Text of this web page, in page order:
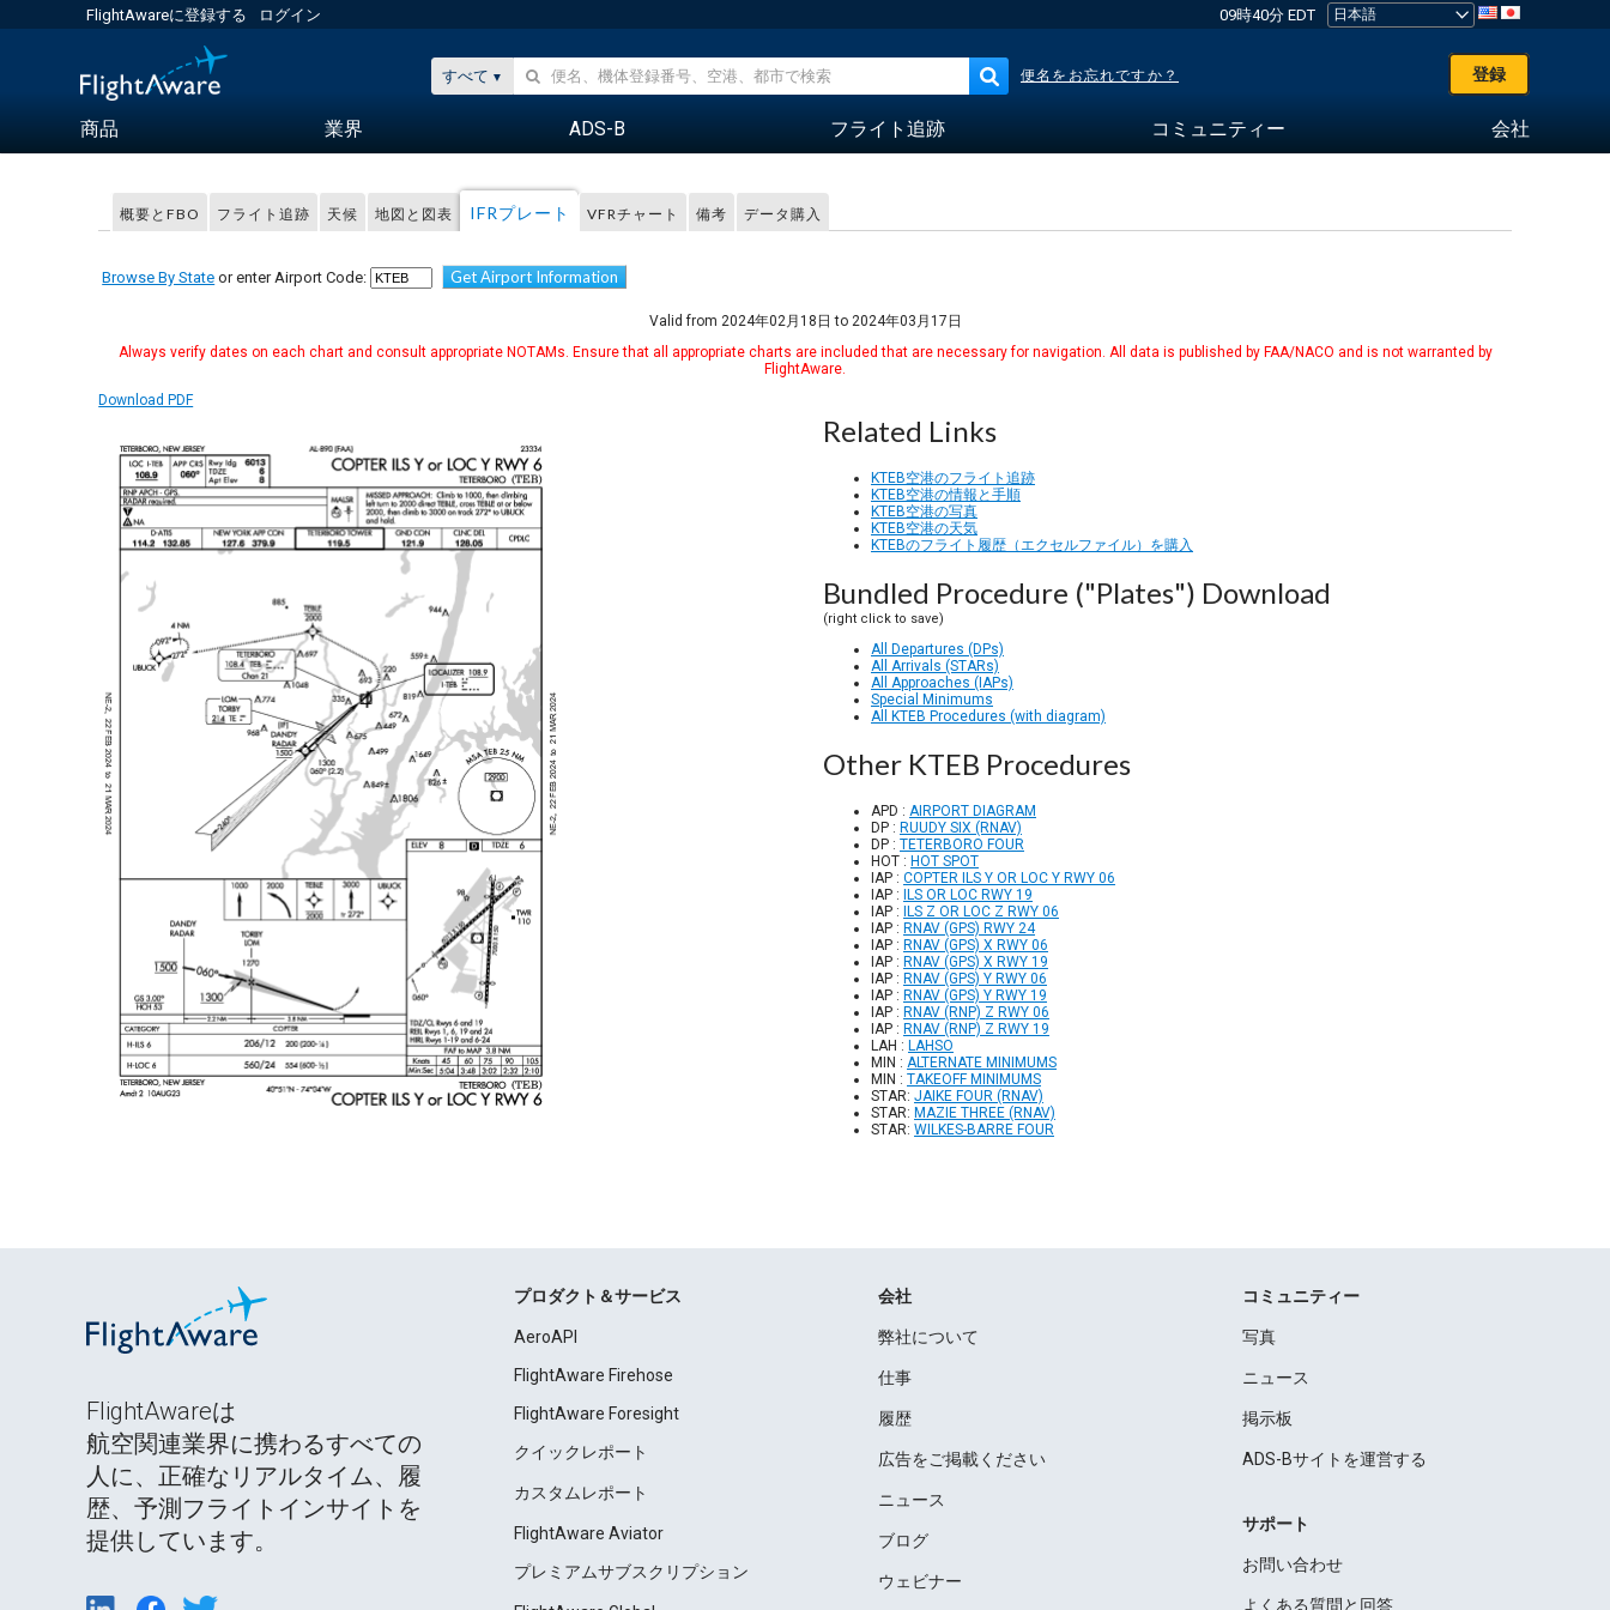
FlightAwareに登録する ログイン 09時40分 EDT
すべて 便名をお忘れですか？ 登録
商品 業界 ADS-B フライト追跡 コミュニティー 会社
概要とFBO フライト追跡 天候 地図と図表 IFRプレート VFRチャート 備考 データ購入
Browse By State or enter Airport Code: Get Airport Information
Valid from 2024年02月18日 to 2024年03月17日
Always verify dates on each chart and consult appropriate NOTAMs. Ensure that all appropriate charts are included that are necessary for navigation. All data is published by FAA/NACO and is not warranted by
FlightAware.
Download PDF
Related Links
KTEB空港のフライト追跡
KTEB空港の情報と手順
KTEB空港の写真
KTEB空港の天気
KTEBのフライト履歴（エクセルファイル）を購入
Bundled Procedure ("Plates") Download
(right click to save)
All Departures (DPs)
All Arrivals (STARs)
All Approaches (IAPs)
Special Minimums
All KTEB Procedures (with diagram)
Other KTEB Procedures
APD : AIRPORT DIAGRAM
DP : RUUDY SIX (RNAV)
DP : TETERBORO FOUR
HOT : HOT SPOT
IAP : COPTER ILS Y OR LOC Y RWY 06
IAP :
ILS OR LOC RWY 19
IAP :
ILS Z OR LOC Z RWY 06
IAP : RNAV (GPS) RWY 24
IAP : RNAV (GPS) X RWY 06
IAP : RNAV (GPS) X RWY 19
IAP : RNAV (GPS) Y RWY 06
IAP : RNAV (GPS) Y RWY 19
IAP : RNAV (RNP) Z RWY 06
IAP : RNAV (RNP) Z RWY 19
LAH : LAHSO
MIN : ALTERNATE MINIMUMS
MIN : TAKEOFF MINIMUMS
STAR: JAIKE FOUR (RNAV)
STAR: MAZIE THREE (RNAV)
STAR: WILKES-BARRE FOUR
FlightAwareは
航空関連業界に携わるすべての
人に、正確なリアルタイム、履
歴、予測フライトインサイトを
提供しています。
プロダクト＆サービス
AeroAPI
FlightAware Firehose
FlightAware Foresight
クイックレポート
カスタムレポート
FlightAware Aviator
プレミアムサブスクリプション
会社
弊社について
仕事
履歴
広告をご掲載ください
ニュース
ブログ
ウェビナー
コミュニティー
写真
ニュース
掲示板
ADS-Bサイトを運営する
サポート
お問い合わせ
よくある質問と回答